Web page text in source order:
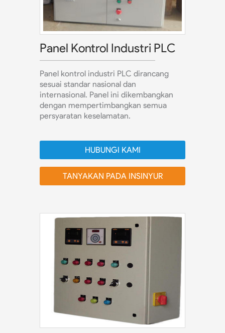
Panel Kontrol Industri PLC
Panel kontrol industri PLC dirancang
sesuai standar nasional dan
internasional. Panel ini dikembangkan
dengan mempertimbangkan semua
persyaratan keselamatan.
HUBUNGI KAMI
TANYAKAN PADA INSINYUR